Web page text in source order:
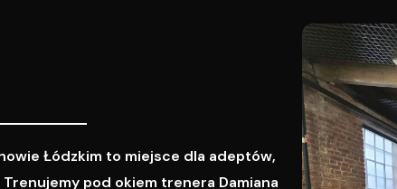
Łódzkim to miejsce dla adeptów,
pod okiem trenera Damiana